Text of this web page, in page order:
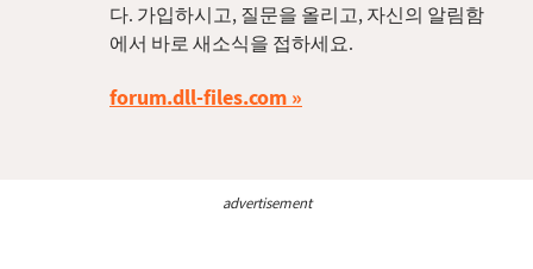
다. 가입하시고, 질문을 올리고, 자신의 알림함
에서 바로 새소식을 접하세요.
forum.dll-files.com
advertisement